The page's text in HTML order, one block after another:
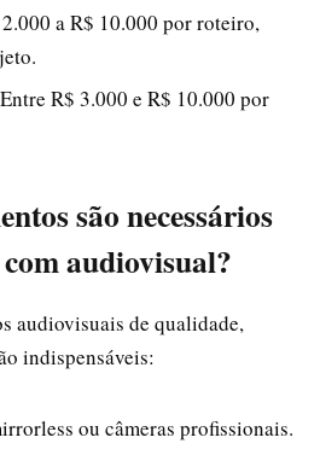
a R$ 10.000 por roteiro,
R$ 3.000 e R$ 10.000 por
são necessários
audiovisual?
audiovisuais de qualidade,
indispensáveis:
ou câmeras profissionais.